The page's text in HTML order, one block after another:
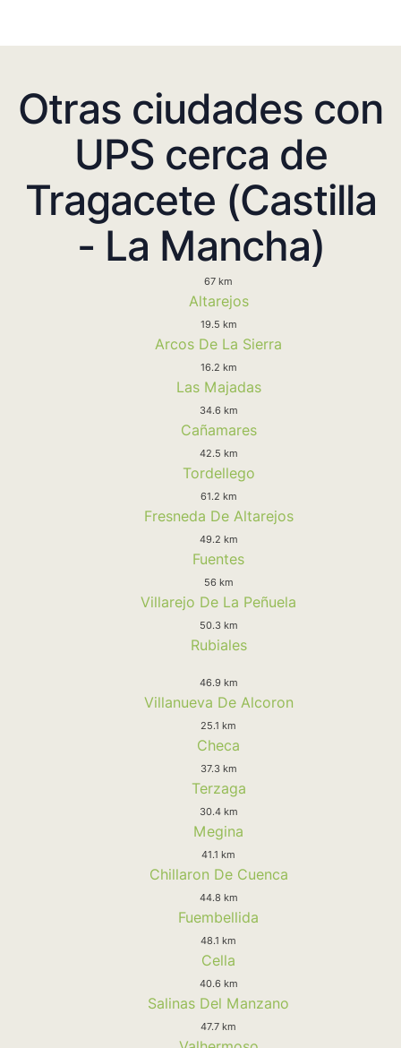
Otras ciudades con
UPS cerca de
Tragacete (Castilla
- La Mancha)
67 km
Altarejos
19.5 km
Arcos De La Sierra
16.2 km
Las Majadas
34.6 km
Cañamares
42.5 km
Tordellego
61.2 km
Fresneda De Altarejos
49.2 km
Fuentes
56 km
Villarejo De La Peñuela
50.3 km
Rubiales
46.9 km
Villanueva De Alcoron
25.1 km
Checa
37.3 km
Terzaga
30.4 km
Megina
41.1 km
Chillaron De Cuenca
44.8 km
Fuembellida
48.1 km
Cella
40.6 km
Salinas Del Manzano
47.7 km